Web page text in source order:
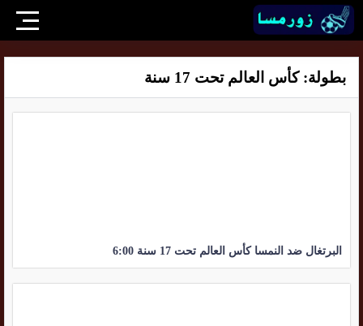
بطولة:كأس العالم تحت 17 سنة
البرتغال ضد النمسا كأس العالم تحت 17 سنة 6:00